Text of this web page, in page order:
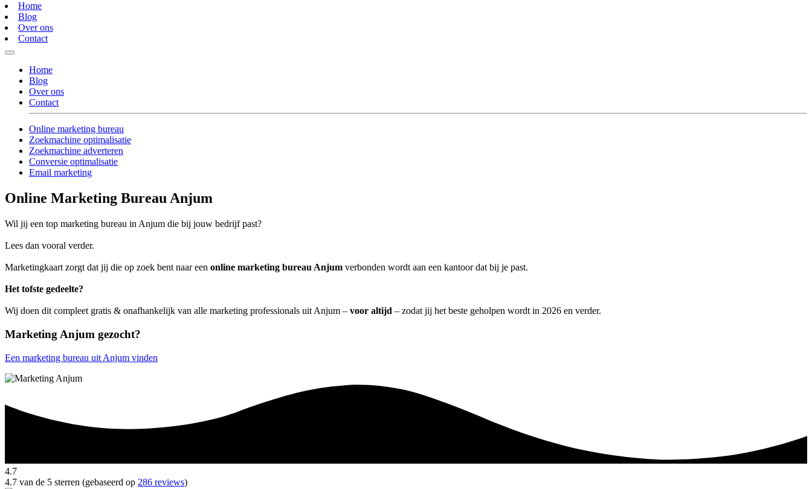
Home
Blog
Over ons
Contact
Home
Blog
Over ons
Contact
Online marketing bureau
Zoekmachine optimalisatie
Zoekmachine adverteren
Conversie optimalisatie
Email marketing
Online Marketing Bureau Anjum
Wil jij een top marketing bureau in Anjum die bij jouw bedrijf past?
Lees dan vooral verder.
Marketingkaart zorgt dat jij die op zoek bent naar een online marketing bureau Anjum verbonden wordt aan een kantoor dat bij je past.
Het tofste gedeelte?
Wij doen dit compleet gratis & onafhankelijk van alle marketing professionals uit Anjum – voor altijd – zodat jij het beste geholpen wordt in 2026 en verder.
Marketing Anjum gezocht?
Een marketing bureau uit Anjum vinden
4.7
4.7 van de 5 sterren (gebaseerd op 286 reviews)